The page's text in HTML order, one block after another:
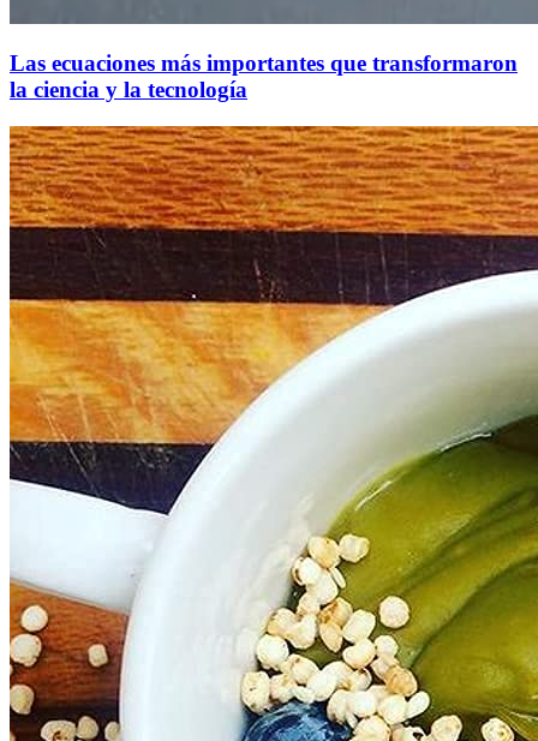
Las ecuaciones más importantes que transformaron
la ciencia y la tecnología